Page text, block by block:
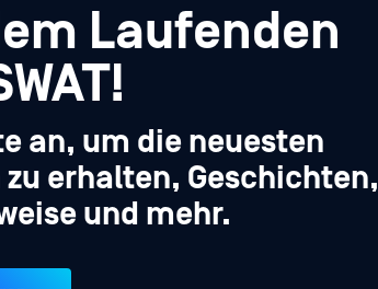
Laufenden
an, um die neuesten
erhalten, Geschichten,
und mehr.